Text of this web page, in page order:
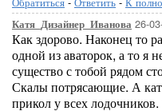
Катя_Дизайнер_Иванова 26-
Как здорово. Наконец то
одной из аваторок, а то я
существо с тобой рядом
Скалы потрясающие. А
прикол у всех